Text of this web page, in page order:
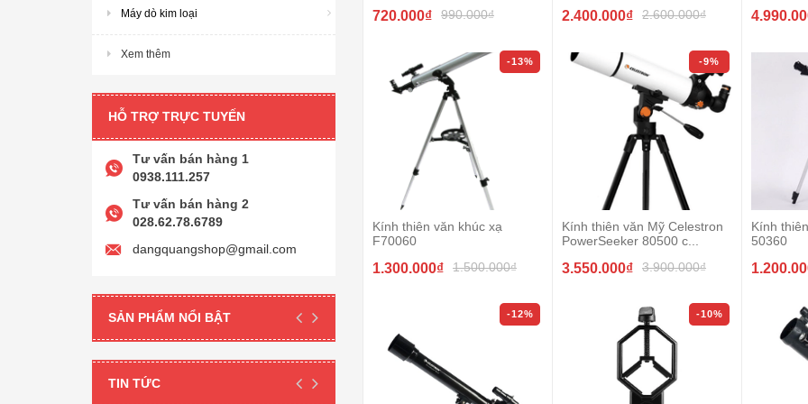
Máy dò kim loại
Xem thêm
HỖ TRỢ TRỰC TUYẾN
Tư vấn bán hàng 1
0938.111.257
Tư vấn bán hàng 2
028.62.78.6789
dangquangshop@gmail.com
SẢN PHẨM NỔI BẬT
TIN TỨC
720.000₫ 990.000₫
-13%
Kính thiên văn khúc xạ
F70060
1.300.000₫ 1.500.000₫
-12%
2.400.000₫ 2.600.000₫
-9%
Kính thiên văn Mỹ Celestron
PowerSeeker 80500 c...
3.550.000₫ 3.900.000₫
-10%
Kính
50360